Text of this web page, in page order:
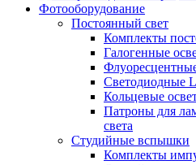
Фотооборудование
Постоянный свет
Комплекты
Галогенные
Светодиодные
Кольцевые
Патроны для
света
Студийные вспышки
Комплекты